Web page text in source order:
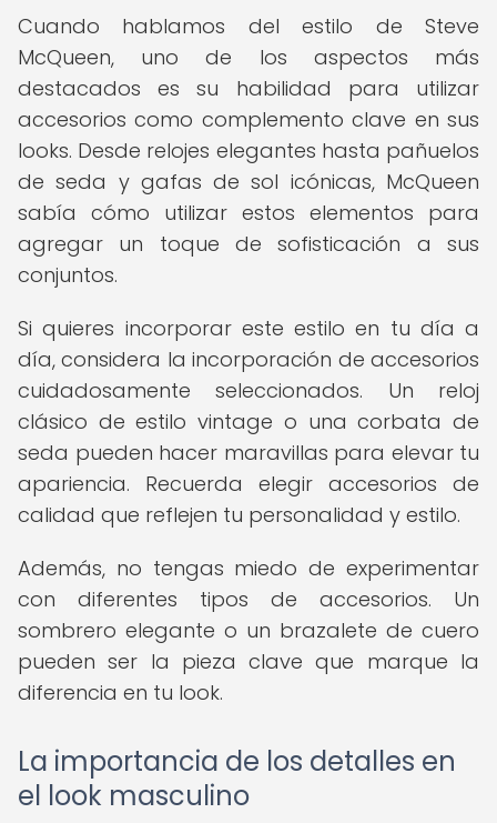
Cuando hablamos del estilo de Steve
McQueen, uno de los aspectos más
destacados es su habilidad para utilizar
accesorios como complemento clave en sus
looks. Desde relojes elegantes hasta pañuelos
de seda y gafas de sol icónicas, McQueen
sabía cómo utilizar estos elementos para
agregar un toque de sofisticación a sus
conjuntos.
Si quieres incorporar este estilo en tu día a
día, considera la incorporación de accesorios
cuidadosamente seleccionados. Un reloj
clásico de estilo vintage o una corbata de
seda pueden hacer maravillas para elevar tu
apariencia. Recuerda elegir accesorios de
calidad que reflejen tu personalidad y estilo.
Además, no tengas miedo de experimentar
con diferentes tipos de accesorios. Un
sombrero elegante o un brazalete de cuero
pueden ser la pieza clave que marque la
diferencia en tu look.
La importancia de los detalles en
el look masculino